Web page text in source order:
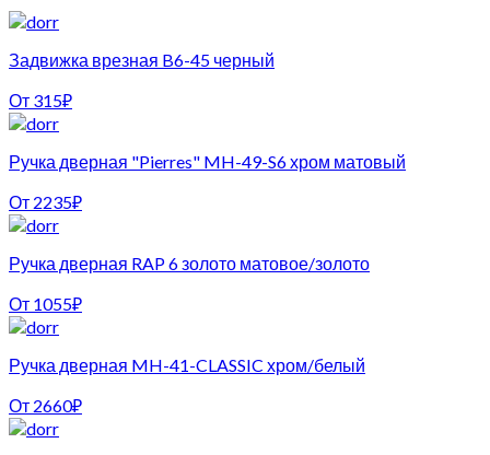
Задвижка врезная B6-45 черный
От 315₽
Ручка дверная "Pierres" MH-49-S6 хром матовый
От 2235₽
Ручка дверная RAP 6 золото матовое/золото
От 1055₽
Ручка дверная MH-41-CLASSIC хром/белый
От 2660₽